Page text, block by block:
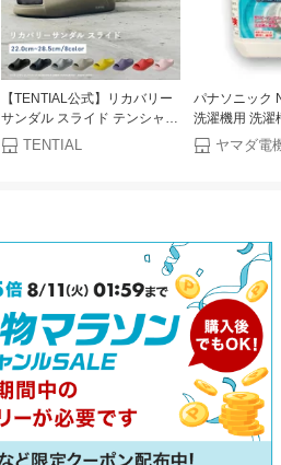
【TENTIAL公式】リカバリー
サンダル スライド テンシャル
サンダル メンズ レディース
ユニセックス 歩きやすい 疲れ
TENTIAL
パナソニック
洗濯機用 洗濯
ヤマダ電